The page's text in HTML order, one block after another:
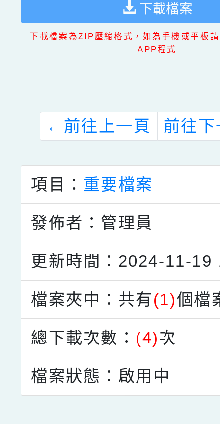
下載檔案
下載檔案為ZIP壓縮格式，如為手機或平板
APP程式
← 前往上一頁 前往下
項目： 重要檔案
發佈者：管理員
更新時間：2024-11-19
檔案夾中：共有(1)個檔
總下載次數： (4)次
檔案狀態：啟用中